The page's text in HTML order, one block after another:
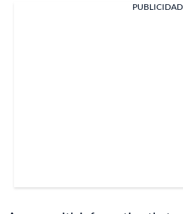
PUBLICIDAD